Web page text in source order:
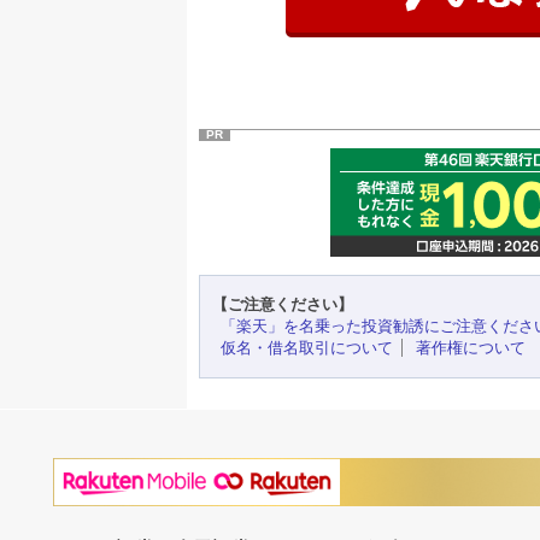
PR
【ご注意ください】
「楽天」を名乗った投資勧誘にご注意くださ
仮名・借名取引について
著作権について